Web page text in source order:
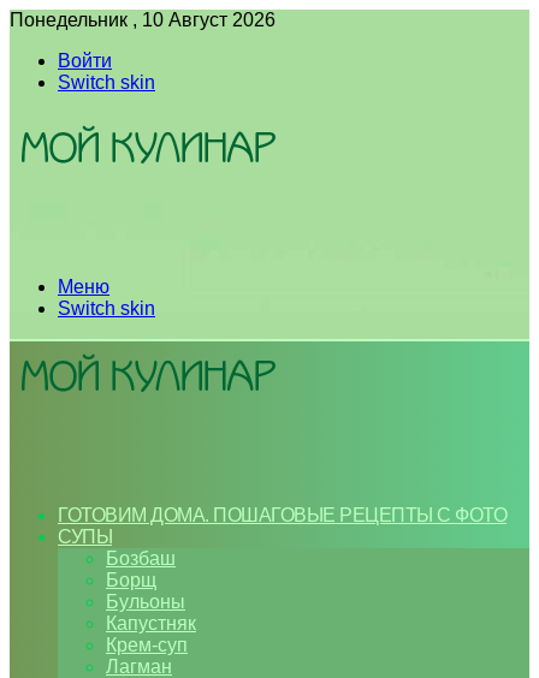
Понедельник , 10 Август 2026
Войти
Switch skin
Меню
Switch skin
ГОТОВИМ ДОМА. ПОШАГОВЫЕ РЕЦЕПТЫ С ФОТО
СУПЫ
Бозбаш
Борщ
Бульоны
Капустняк
Крем-суп
Лагман